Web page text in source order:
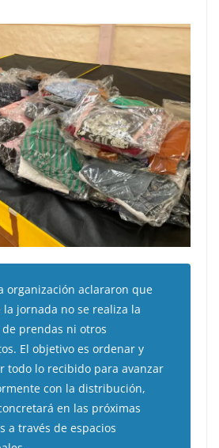
organización aclararon que
jornada no se realiza la
prendas ni otros
El objetivo es ordenar y
todo lo recibido para avanzar
con la distribución,
en las próximas
a través de espacios